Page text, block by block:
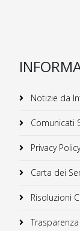
Notizie da
Comunicati
Privacy Policy
Carta dei
Risoluzioni